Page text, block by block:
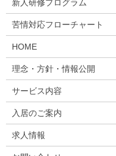
新人研修プログラム
苦情対応フローチャート
HOME
理念・方針・情報公開
サービス内容
入居のご案内
求人情報